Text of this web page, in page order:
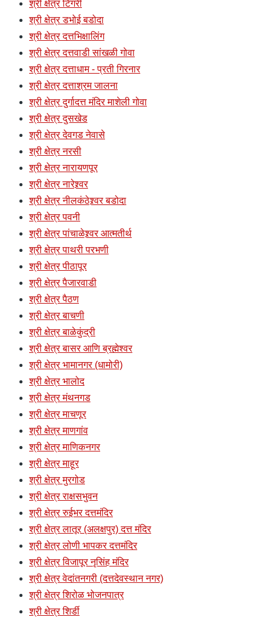
श्री क्षेत्र टिंगरी
श्री क्षेत्र डभोई बडोदा
श्री क्षेत्र दत्तभिक्षालिंग
श्री क्षेत्र दत्तवाडी सांखळी गोवा
श्री क्षेत्र दत्ताधाम - प्रती गिरनार
श्री क्षेत्र दत्ताश्रम जालना
श्री क्षेत्र दुर्गादत्त मंदिर माशेली गोवा
श्री क्षेत्र दुसखेड
श्री क्षेत्र देवगड नेवासे
श्री क्षेत्र नरसी
श्री क्षेत्र नारायणपूर
श्री क्षेत्र नारेश्र्वर
श्री क्षेत्र नीलकंठेश्र्वर बडोदा
श्री क्षेत्र पवनी
श्री क्षेत्र पांचाळेश्र्वर आत्मतीर्थ
श्री क्षेत्र पाथरी परभणी
श्री क्षेत्र पीठापूर
श्री क्षेत्र पैजारवाडी
श्री क्षेत्र पैठण
श्री क्षेत्र बाचणी
श्री क्षेत्र बाळेकुंद्री
श्री क्षेत्र बासर आणि ब्रह्मेश्वर
श्री क्षेत्र भामानगर (धामोरी)
श्री क्षेत्र भालोद
श्री क्षेत्र मंथनगड
श्री क्षेत्र माचणूर
श्री क्षेत्र माणगांव
श्री क्षेत्र माणिकनगर
श्री क्षेत्र माहूर
श्री क्षेत्र मुरगोड
श्री क्षेत्र राक्षसभुवन
श्री क्षेत्र रुईभर दत्तमंदिर
श्री क्षेत्र लातूर (अलक्षपुर) दत्त मंदिर
श्री क्षेत्र लोणी भापकर दत्तमंदिर
श्री क्षेत्र विजापूर नृसिंह मंदिर
श्री क्षेत्र वेदांतनगरी (दत्तदेवस्थान नगर)
श्री क्षेत्र शिरोळ भोजनपात्र
श्री क्षेत्र शिर्डी